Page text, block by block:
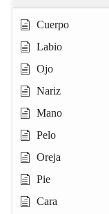
Cuerpo
Labio
Ojo
Nariz
Mano
Pelo
Oreja
Pie
Cara